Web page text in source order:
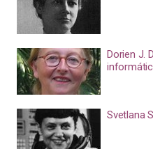
Dorien J.
Svetlana